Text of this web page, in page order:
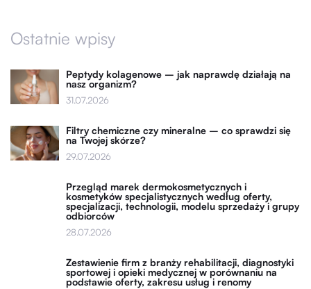
Ostatnie wpisy
Peptydy kolagenowe – jak naprawdę działają na
nasz organizm?
31.07.2026
Filtry chemiczne czy mineralne – co sprawdzi się
na Twojej skórze?
29.07.2026
Przegląd marek dermokosmetycznych i
kosmetyków specjalistycznych według oferty,
specjalizacji, technologii, modelu sprzedaży i grupy
odbiorców
28.07.2026
Zestawienie firm z branży rehabilitacji, diagnostyki
sportowej i opieki medycznej w porównaniu na
podstawie oferty, zakresu usług i renomy